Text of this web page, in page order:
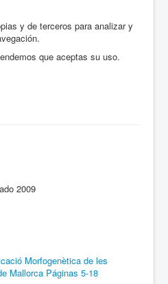
y de terceros para analizar y
que aceptas su uso.
2009
Morfogenètica de les
Mallorca Páginas 5-18